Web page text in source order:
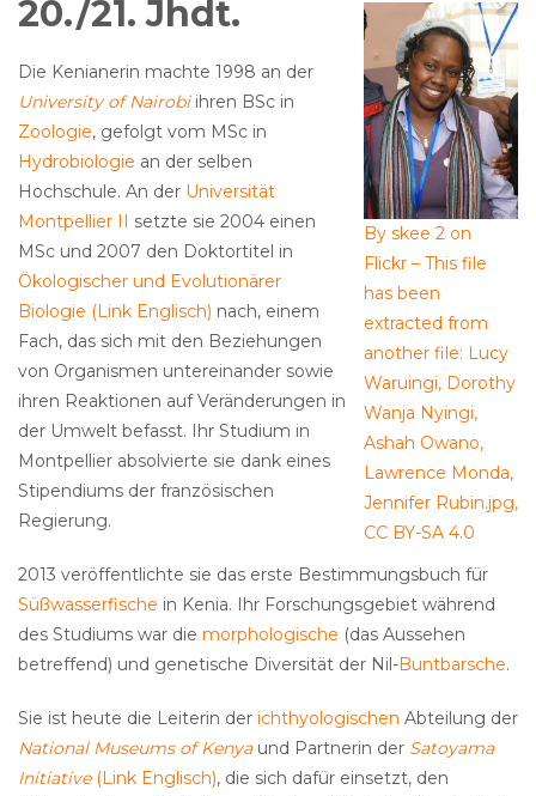
By skee 2 on
Flickr – This file
has been
extracted from
another file: Lucy
Waruingi, Dorothy
Wanja Nyingi,
Ashah Owano,
Lawrence Monda,
Jennifer Rubin.jpg,
CC BY-SA 4.0
20./21. Jhdt.
Die Kenianerin machte 1998 an der
University of Nairobi ihren BSc in
Zoologie, gefolgt vom MSc in
Hydrobiologie an der selben
Hochschule. An der Universität
Montpellier II setzte sie 2004 einen
MSc und 2007 den Doktortitel in
Ökologischer und Evolutionärer
Biologie (Link Englisch) nach, einem
Fach, das sich mit den Beziehungen
von Organismen untereinander sowie
ihren Reaktionen auf Veränderungen in
der Umwelt befasst. Ihr Studium in
Montpellier absolvierte sie dank eines
Stipendiums der französischen
Regierung.
2013 veröffentlichte sie das erste Bestimmungsbuch für
Süßwasserfische in Kenia. Ihr Forschungsgebiet während
des Studiums war die morphologische (das Aussehen
betreffend) und genetische Diversität der Nil-Buntbarsche.
Sie ist heute die Leiterin der ichthyologischen Abteilung der
National Museums of Kenyaund Partnerin der Satoyama
Initiative(Link Englisch), die sich dafür einsetzt, den